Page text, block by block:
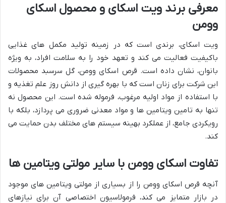
معرفی برند ویت اسکای و محصول اسکای
وومن
ویت اسکای، برندی است که در زمینه تولید مکمل های غذایی
باکیفیت فعالیت می کند و تعهد خود را به سلامت افراد، به ویژه
بانوان، نشان داده است. قرص اسکای وومن، گل سرسبد محصولات
این شرکت برای زنان است که با بهره گیری از دانش روز علم تغذیه و
با استفاده از مواد اولیه مرغوب، فرموله شده است. این محصول نه
تنها به تامین ویتامین ها و مواد معدنی ضروری می پردازد، بلکه با
رویکردی جامع، از عملکرد بهینه سیستم های مختلف بدن حمایت می
کند.
تفاوت اسکای وومن با سایر مولتی ویتامین ها
آنچه قرص اسکای وومن را از بسیاری از مولتی ویتامین های موجود
در بازار متمایز می کند، فرمولاسیون اختصاصی آن برای نیازهای